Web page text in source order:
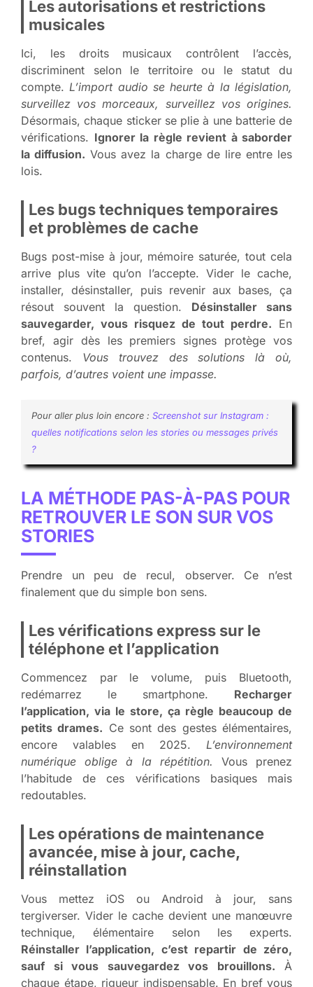
Les autorisations et restrictions
musicales
Ici, les droits musicaux contrôlent l’accès,
discriminent selon le territoire ou le statut du
compte. L’import audio se heurte à la législation,
surveillez vos morceaux, surveillez vos origines.
Désormais, chaque sticker se plie à une batterie de
vérifications. Ignorer la règle revient à saborder
la diffusion. Vous avez la charge de lire entre les
lois.
Les bugs techniques temporaires
et problèmes de cache
Bugs post-mise à jour, mémoire saturée, tout cela
arrive plus vite qu’on l’accepte. Vider le cache,
installer, désinstaller, puis revenir aux bases, ça
résout souvent la question. Désinstaller sans
sauvegarder, vous risquez de tout perdre. En
bref, agir dès les premiers signes protège vos
contenus. Vous trouvez des solutions là où,
parfois, d’autres voient une impasse.
Pour aller plus loin encore : Screenshot sur Instagram :
quelles notifications selon les stories ou messages privés
?
LA MÉTHODE PAS-À-PAS POUR
RETROUVER LE SON SUR VOS
STORIES
Prendre un peu de recul, observer. Ce n’est
finalement que du simple bon sens.
Les vérifications express sur le
téléphone et l’application
Commencez par le volume, puis Bluetooth,
redémarrez le smartphone. Recharger
l’application, via le store, ça règle beaucoup de
petits drames. Ce sont des gestes élémentaires,
encore valables en 2025. L’environnement
numérique oblige à la répétition. Vous prenez
l’habitude de ces vérifications basiques mais
redoutables.
Les opérations de maintenance
avancée, mise à jour, cache,
réinstallation
Vous mettez iOS ou Android à jour, sans
tergiverser. Vider le cache devient une manœuvre
technique, élémentaire selon les experts.
Réinstaller l’application, c’est repartir de zéro,
sauf si vous sauvegardez vos brouillons. À
chaque étape, rigueur indispensable. En bref vous